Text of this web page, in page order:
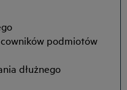
podmiotów
dłużnego